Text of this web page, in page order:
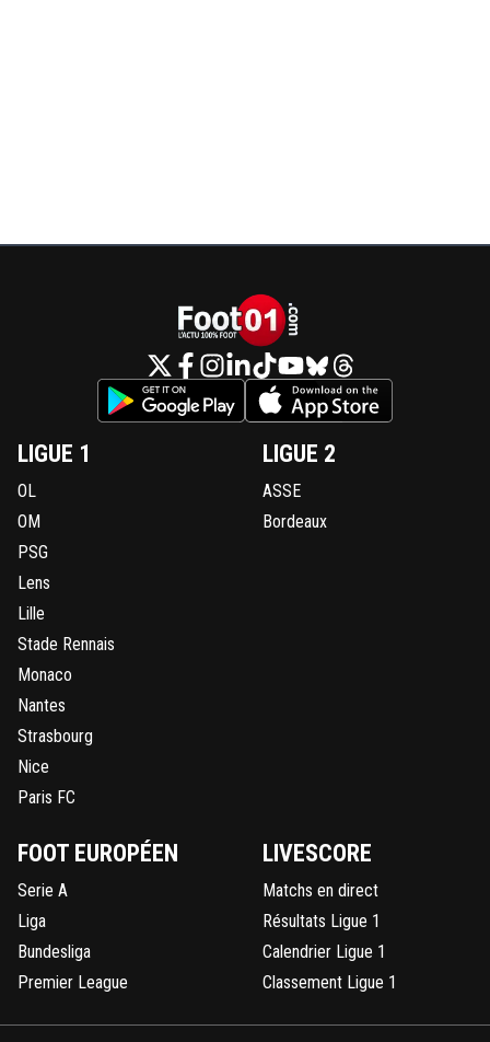
LIGUE 1
OL
OM
PSG
Lens
Lille
Stade Rennais
Monaco
Nantes
Strasbourg
Nice
Paris FC
LIGUE 2
ASSE
Bordeaux
FOOT EUROPÉEN
Serie A
Liga
Bundesliga
Premier League
LIVESCORE
Matchs en direct
Résultats Ligue 1
Calendrier Ligue 1
Classement Ligue 1